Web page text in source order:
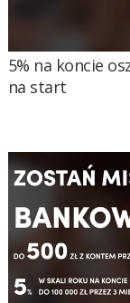
5% na koncie
na start